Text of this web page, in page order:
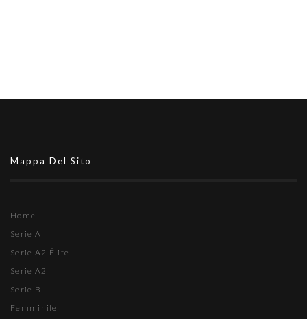
Mappa Del Sito
Home
Serie A
Serie A2 Élite
Serie A2
Serie B
Femminile